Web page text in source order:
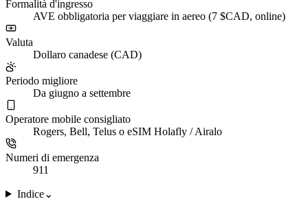
Formalità d'ingresso
AVE obbligatoria per viaggiare in aereo (7 $CAD, online)
Valuta
Dollaro canadese (CAD)
Periodo migliore
Da giugno a settembre
Operatore mobile consigliato
Rogers, Bell, Telus o eSIM Holafly / Airalo
Numeri di emergenza
911
Indice⌄